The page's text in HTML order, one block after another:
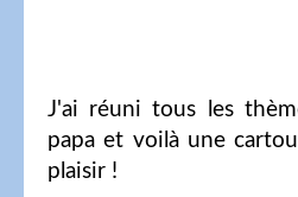
J'ai réuni tous les
papa et voilà une
plaisir !